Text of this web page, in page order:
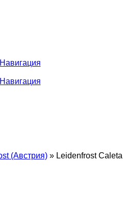
Навигация
Навигация
(Австрия) » Leidenfrost Caleta